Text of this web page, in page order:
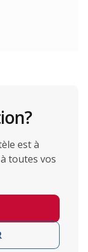
est à
toutes vos